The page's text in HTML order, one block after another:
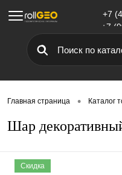
Меню
+7
+7
Главная страница • Каталог
Шар
Скидка